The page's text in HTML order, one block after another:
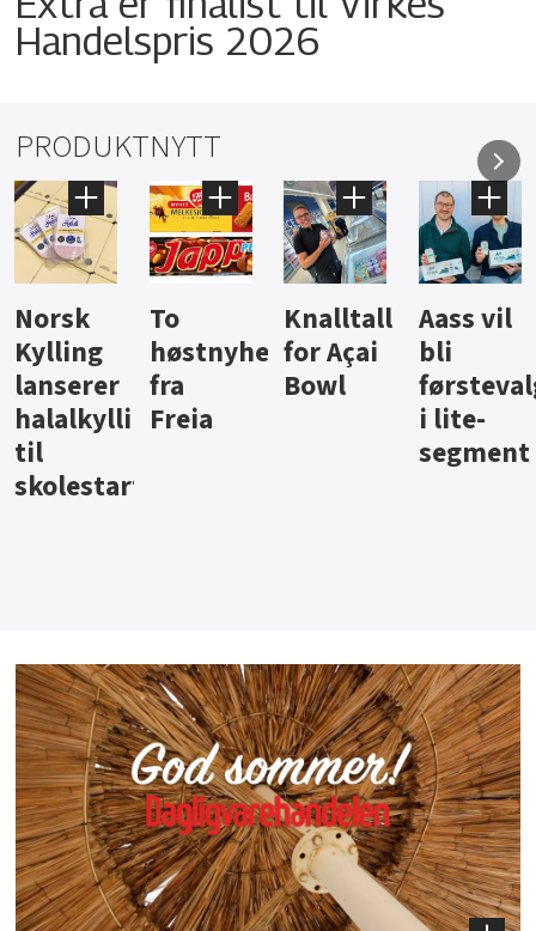
Handelspris 2026
PRODUKTNYTT
Knalltall
for Açai
Bowl
Aass vil
bli
førstevalg
i lite-
Brus og
jus fra
Berentsen
Hard
iste fra
Hansa